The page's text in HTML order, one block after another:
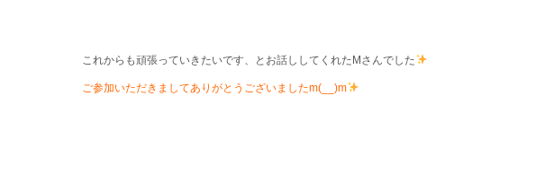
これからも頑張っていきたいです、とお話ししてくれたMさんでした
ご参加いただきましてありがとうございましたm(__)m